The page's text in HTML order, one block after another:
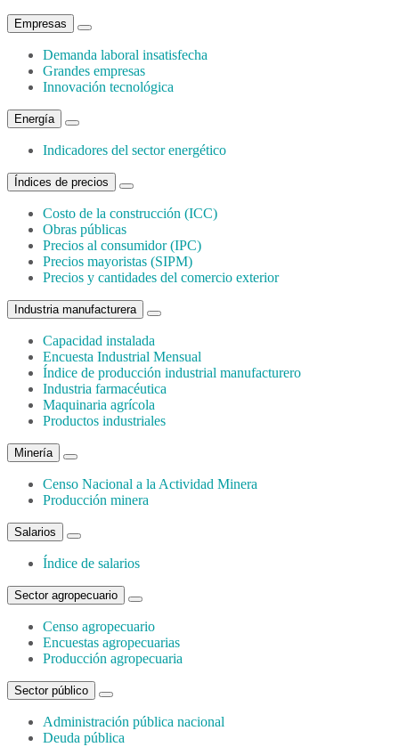
Empresas
Demanda laboral insatisfecha
Grandes empresas
Innovación tecnológica
Energía
Indicadores del sector energético
Índices de precios
Costo de la construcción (ICC)
Obras públicas
Precios al consumidor (IPC)
Precios mayoristas (SIPM)
Precios y cantidades del comercio exterior
Industria manufacturera
Capacidad instalada
Encuesta Industrial Mensual
Índice de producción industrial manufacturero
Industria farmacéutica
Maquinaria agrícola
Productos industriales
Minería
Censo Nacional a la Actividad Minera
Producción minera
Salarios
Índice de salarios
Sector agropecuario
Censo agropecuario
Encuestas agropecuarias
Producción agropecuaria
Sector público
Administración pública nacional
Deuda pública